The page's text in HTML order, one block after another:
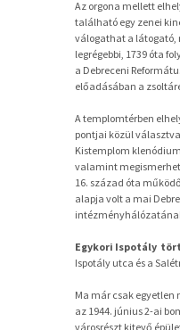
Az orgona mellett
található egy zenei
válogathat a látogató,
legrégebbi, 1739 óta
a Debreceni
előadásában a
A templomtérben
pontjai közül
Kistemplom
valamint
16. század óta
alapja volt a mai
Egykori Ispotály
Ispotály utca és a
Ma már csak
az 1944. június 2-ai
városrészt kitevő